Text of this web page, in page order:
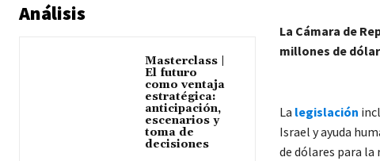
Análisis
Masterclass |
El futuro
como ventaja
estratégica:
anticipación,
escenarios y
toma de
decisiones
La Cámara de
millones de
La legislación
Israel y ayuda
de dólares para